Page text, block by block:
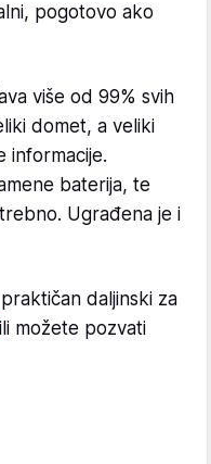
pogotovo ako
više od 99% svih
domet, a veliki
informacije.
baterija, te
Ugrađena je i
daljinski za
ili možete pozvati